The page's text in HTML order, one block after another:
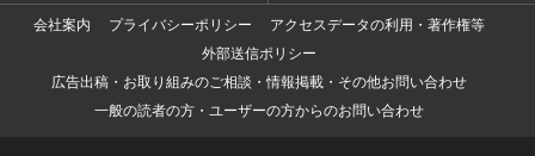
会社案内
プライバシーポリシー
アクセスデータの利用・著作権等
外部送信ポリシー
広告出稿・お取り組みのご相談・情報掲載・その他お問い合わせ
一般の読者の方・ユーザーの方からのお問い合わせ